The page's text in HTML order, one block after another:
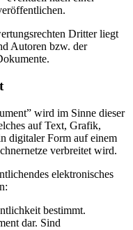
Dritter liegt
Autoren bzw. der
wird im Sinne dieser
auf Text, Grafik,
digitaler Form auf einem
verbreitet wird.
elektronisches
bestimmt.
dar. Sind